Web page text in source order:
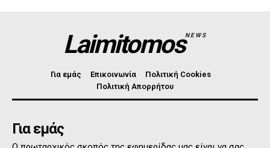
LaimitomosNEWS
Για εμάς Επικοινωνία
Πολιτική Cookies
Πολιτική Απορρήτου
Για εμάς